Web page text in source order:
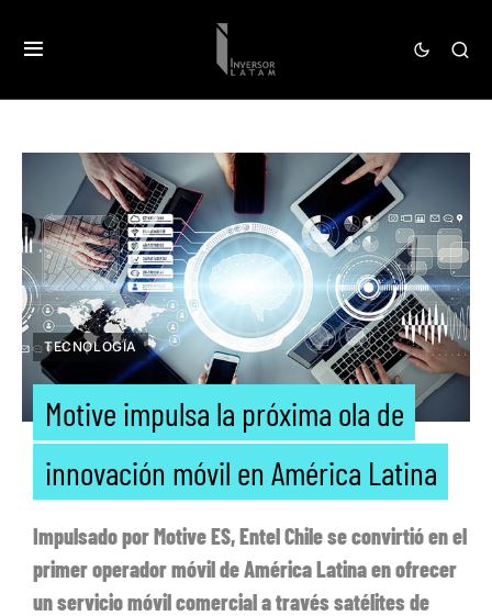
TECNOLOGÍA
Motive impulsa la próxima ola de
innovación móvil en América Latina
Impulsado por Motive ES, Entel Chile se convirtió en el
primer operador móvil de América Latina en ofrecer
un servicio móvil comercial a través satélites de